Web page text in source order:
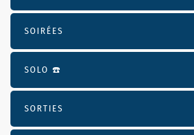
SOIRÉES
SOLO ☎️
SORTIES